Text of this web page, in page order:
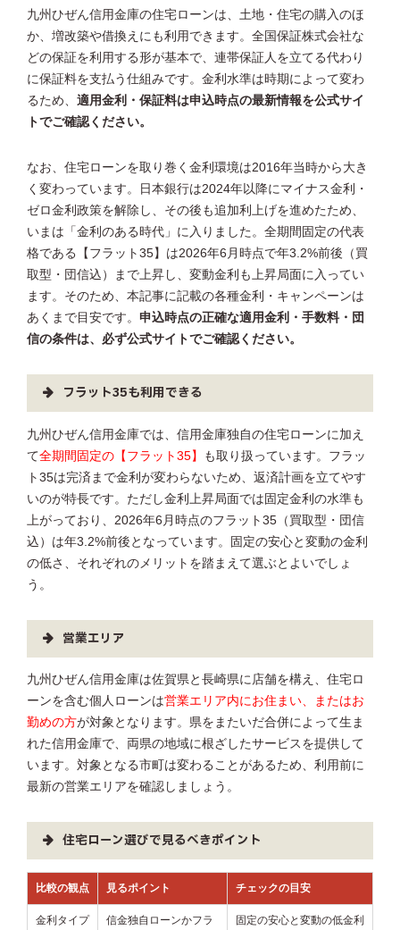
九州ひぜん信用金庫の住宅ローンは、土地・住宅の購入のほ
か、増改築や借換えにも利用できます。全国保証株式会社な
どの保証を利用する形が基本で、連帯保証人を立てる代わり
に保証料を支払う仕組みです。金利水準は時期によって変わ
るため、 適用金利・保証料は申込時点の最新情報を公式サイ
トでご確認ください。
なお、住宅ローンを取り巻く金利環境は2016年当時から大き
く変わっています。日本銀行は2024年以降にマイナス金利・
ゼロ金利政策を解除し、その後も追加利上げを進めたため、
いまは「金利のある時代」に入りました。全期間固定の代表
格である【フラット35】は2026年6月時点で年3.2%前後（買
取型・団信込）まで上昇し、変動金利も上昇局面に入ってい
ます。そのため、本記事に記載の各種金利・キャンペーンは
あくまで目安です。 申込時点の正確な適用金利・手数料・団
信の条件は、必ず公式サイトでご確認ください。
フラット35も利用できる
九州ひぜん信用金庫では、信用金庫独自の住宅ローンに加え
て全期間固定の【フラット35】
も取り扱っています。フラッ
ト35は完済まで金利が変わらないため、返済計画を立てやす
いのが特長です。ただし金利上昇局面では固定金利の水準も
上がっており、2026年6月時点のフラット35（買取型・団信
込）は年3.2%前後となっています。固定の安心と変動の金利
の低さ、それぞれのメリットを踏まえて選ぶとよいでしょ
う。
営業エリア
九州ひぜん信用金庫は佐賀県と長崎県に店舗を構え、住宅ロ
ーンを含む個人ローンは営業エリア内にお住まい、またはお
勤めの方が対象となります。県をまたいだ合併によって生ま
れた信用金庫で、両県の地域に根ざしたサービスを提供して
います。対象となる市町は変わることがあるため、利用前に
最新の営業エリアを確認しましょう。
住宅ローン選びで見るべきポイント
比較の観点 見るポイント チェックの目安
金利タイプ
信金独自ローンかフラ
固定の安心と変動の低金利